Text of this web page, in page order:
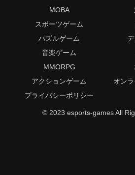
MOBA
スポーツゲーム
パズルゲーム
音楽ゲーム
MMORPG
アクションゲーム
オン
プライバシーポリシー
© 2023 esports-games All